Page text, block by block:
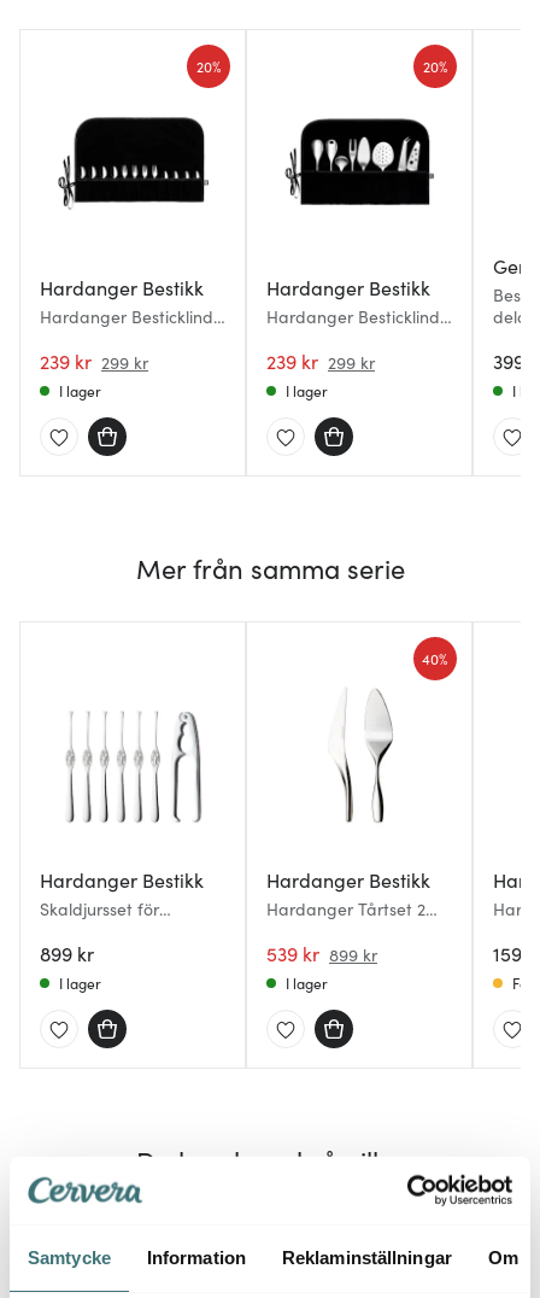
Samtycke Information Reklaminställningar Om
Hardanger Bestikk
Hardanger Besticklinda
239 kr 299 kr
20%
I lager
Hardanger Bestikk
Hardanger Besticklinda
239 kr 299 kr
20%
I lager
delar
399
I
Mer från samma serie
Hardanger Bestikk
Skaldjursset för
899 kr
I lager
Hardanger Bestikk
Hardanger Tårtset 2
539 kr 899 kr
40%
I lager
1599
Få
Du kanske också gillar
25% 55%